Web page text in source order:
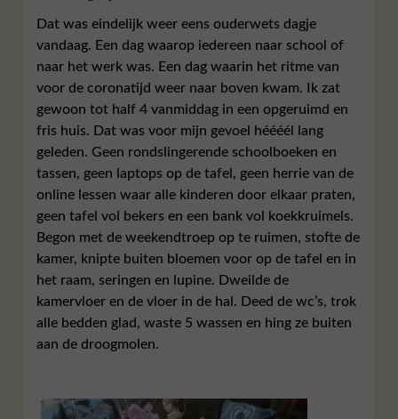
Dat was eindelijk weer eens ouderwets dagje
vandaag. Een dag waarop iedereen naar school of
naar het werk was. Een dag waarin het ritme van
voor de coronatijd weer naar boven kwam. Ik zat
gewoon tot half 4 vanmiddag in een opgeruimd en
fris huis. Dat was voor mijn gevoel héééél lang
geleden. Geen rondslingerende schoolboeken en
tassen, geen laptops op de tafel, geen herrie van de
online lessen waar alle kinderen door elkaar praten,
geen tafel vol bekers en een bank vol koekkruimels.
Begon met de weekendtroep op te ruimen, stofte de
kamer, knipte buiten bloemen voor op de tafel en in
het raam, seringen en lupine. Dweilde de
kamervloer en de vloer in de hal. Deed de wc’s, trok
alle bedden glad, waste 5 wassen en hing ze buiten
aan de droogmolen.